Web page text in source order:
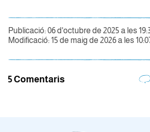
Publicació: 06 d'octubre de 2025 a les
Modificació: 15 de maig de 2026 a les
5 Comentaris